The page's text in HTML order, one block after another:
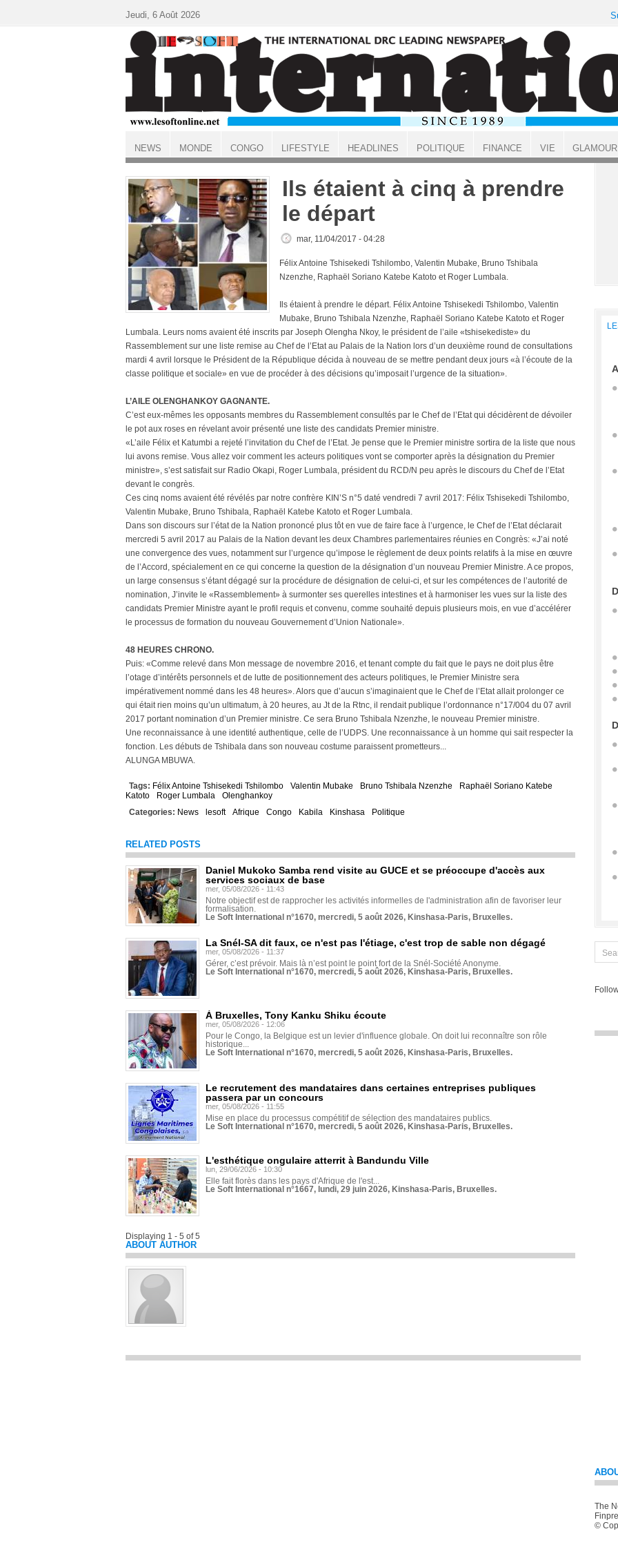
ACCUEIL
Ils étaient à cinq à prendre
le départ
mar, 11/04/2017 - 04:28
Félix Antoine Tshisekedi Tshilombo, Valentin Mubake, Bruno Tshibala
Nzenzhe, Raphaël Soriano Katebe Katoto et Roger Lumbala.
Ils étaient à prendre le départ. Félix Antoine Tshisekedi Tshilombo, Valentin
Mubake, Bruno Tshibala Nzenzhe, Raphaël Soriano Katebe Katoto et Roger
Lumbala. Leurs noms avaient été inscrits par Joseph Olengha Nkoy, le président de l’aile «tshisekediste» du
Rassemblement sur une liste remise au Chef de l’Etat au Palais de la Nation lors d’un deuxième round de consultations
mardi 4 avril lorsque le Président de la République décida à nouveau de se mettre pendant deux jours «à l’écoute de la
classe politique et sociale» en vue de procéder à des décisions qu’imposait l’urgence de la situation».
L’AILE OLENGHANKOY GAGNANTE.
C’est eux-mêmes les opposants membres du Rassemblement consultés par le Chef de l’Etat qui décidèrent de dévoiler
le pot aux roses en révelant avoir présenté une liste des candidats Premier ministre.
«L’aile Félix et Katumbi a rejeté l’invitation du Chef de l’Etat. Je pense que le Premier ministre sortira de la liste que nous
lui avons remise. Vous allez voir comment les acteurs politiques vont se comporter après la désignation du Premier
ministre», s’est satisfait sur Radio Okapi, Roger Lumbala, président du RCD/N peu après le discours du Chef de l’Etat
devant le congrès.
Ces cinq noms avaient été révélés par notre confrère KIN’S n°5 daté vendredi 7 avril 2017: Félix Tshisekedi Tshilombo,
Valentin Mubake, Bruno Tshibala, Raphaël Katebe Katoto et Roger Lumbala.
Dans son discours sur l’état de la Nation prononcé plus tôt en vue de faire face à l’urgence, le Chef de l’Etat déclarait
mercredi 5 avril 2017 au Palais de la Nation devant les deux Chambres parlementaires réunies en Congrès: «J’ai noté
une convergence des vues, notamment sur l’urgence qu’impose le règlement de deux points relatifs à la mise en œuvre
de l’Accord, spécialement en ce qui concerne la question de la désignation d’un nouveau Premier Ministre. A ce propos,
un large consensus s’étant dégagé sur la procédure de désignation de celui-ci, et sur les compétences de l’autorité de
nomination, J’invite le «Rassemblement» à surmonter ses querelles intestines et à harmoniser les vues sur la liste des
candidats Premier Ministre ayant le profil requis et convenu, comme souhaité depuis plusieurs mois, en vue d’accélérer
le processus de formation du nouveau Gouvernement d’Union Nationale».
48 HEURES CHRONO.
Puis: «Comme relevé dans Mon message de novembre 2016, et tenant compte du fait que le pays ne doit plus être
l’otage d’intérêts personnels et de lutte de positionnement des acteurs politiques, le Premier Ministre sera
impérativement nommé dans les 48 heures». Alors que d’aucun s’imaginaient que le Chef de l’Etat allait prolonger ce
qui était rien moins qu’un ultimatum, à 20 heures, au Jt de la Rtnc, il rendait publique l’ordonnance n°17/004 du 07 avril
2017 portant nomination d’un Premier ministre. Ce sera Bruno Tshibala Nzenzhe, le nouveau Premier ministre.
Une reconnaissance à une identité authentique, celle de l’UDPS. Une reconnaissance à un homme qui sait respecter la
fonction. Les débuts de Tshibala dans son nouveau costume paraissent prometteurs...
ALUNGA MBUWA.
Tags: Félix Antoine Tshisekedi Tshilombo Valentin Mubake Bruno Tshibala Nzenzhe
Raphaël Soriano Katebe
Katoto
Roger Lumbala
Olenghankoy
Categories: News lesoft Afrique Congo Kabila Kinshasa Politique
RELATED POSTS
Daniel Mukoko Samba rend visite au GUCE et se préoccupe d'accès aux
services sociaux de base
mer, 05/08/2026 - 11:43
Notre objectif est de rapprocher les activités informelles de l'administration afin de favoriser leur
formalisation.
Le Soft International n°1670, mercredi, 5 août 2026, Kinshasa-Paris, Bruxelles.
La Snél-SA dit faux, ce n'est pas l'étiage, c'est trop de sable non dégagé
mer, 05/08/2026 - 11:37
Gérer, c’est prévoir. Mais là n’est point le point fort de la Snél-Société Anonyme.
Le Soft International n°1670, mercredi, 5 août 2026, Kinshasa-Paris, Bruxelles.
À Bruxelles, Tony Kanku Shiku écoute
mer, 05/08/2026 - 12:06
Pour le Congo, la Belgique est un levier d'influence globale. On doit lui reconnaître son rôle
historique...
Le Soft International n°1670, mercredi, 5 août 2026, Kinshasa-Paris, Bruxelles.
Le recrutement des mandataires dans certaines entreprises publiques
passera par un concours
mer, 05/08/2026 - 11:55
Mise en place du processus compétitif de sélection des mandataires publics.
Le Soft International n°1670, mercredi, 5 août 2026, Kinshasa-Paris, Bruxelles.
L'esthétique ongulaire atterrit à Bandundu Ville
lun, 29/06/2026 - 10:30
Elle fait florès dans les pays d'Afrique de l'est...
Le Soft International n°1667, lundi, 29 juin 2026, Kinshasa-Paris, Bruxelles.
Displaying 1 - 5 of 5
ABOUT AUTHOR
The
©
Jeudi, 6 Août 2026
NEWS MONDE CONGO LIFESTYLE HEADLINES POLITIQUE FINANCE VIE GLAMOUR